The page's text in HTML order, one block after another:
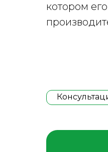
котором